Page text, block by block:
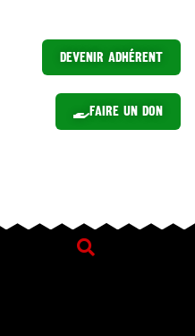
Devenir Adhérent
Faire un Don